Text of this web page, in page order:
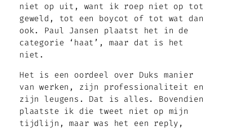
niet op uit, want ik roep niet op tot
geweld, tot een boycot of tot wat dan
ook. Paul Jansen plaatst het in de
categorie ‘haat’, maar dat is het
niet.
Het is een oordeel over Duks manier
van werken, zijn professionaliteit en
zijn leugens. Dat is alles. Bovendien
plaatste ik die tweet niet op mijn
tijdlijn, maar was het een reply,